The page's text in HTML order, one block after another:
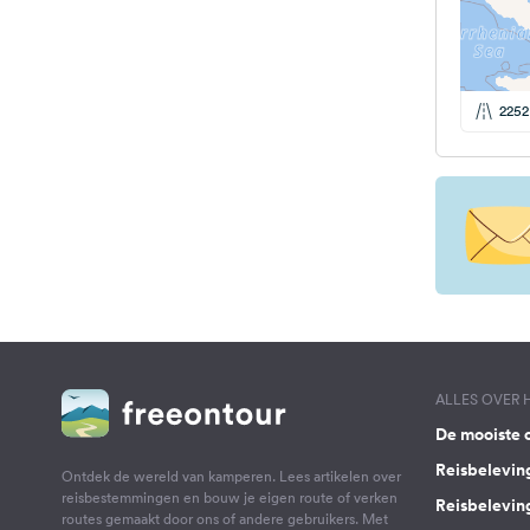
Ontdek de wereld van kamperen. Lees artikelen over
reisbestemmingen en bouw je eigen route of verken
routes gemaakt door ons of andere gebruikers. Met
ALLES OVER
De mooiste